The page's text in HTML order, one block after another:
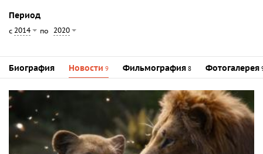
Период
с 2014 по 2020
Биография Новости 9 Фильмография 8 Фотогалерея